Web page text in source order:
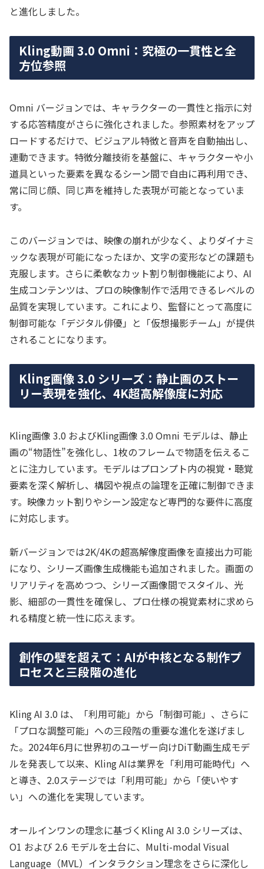
と進化しました。
Kling動画 3.0 Omni：究極の一貫性と全
方位参照
Omni バージョンでは、キャラクターの一貫性と指示に対
する応答精度がさらに強化されました。参照素材をアップ
ロードするだけで、ビジュアル特徴と音声を自動抽出し、
連動できます。特徴分離技術を基盤に、キャラクターや小
道具といった要素を異なるシーン間で自由に再利用でき、
常に同じ顔、同じ声を維持した表現が可能となっていま
す。
このバージョンでは、映像の崩れが少なく、よりダイナミ
ックな表現が可能になったほか、文字の変形などの課題も
克服します。さらに柔軟なカット割り制御機能により、AI
生成コンテンツは、プロの映像制作で活用できるレベルの
品質を実現しています。これにより、監督にとって高度に
制御可能な「デジタル俳優」と「仮想撮影チーム」が提供
されることになります。
Kling画像 3.0 シリーズ：静止画のストー
リー表現を強化、4K超高解像度に対応
Kling画像 3.0 およびKling画像 3.0 Omni モデルは、静止
画の“物語性”を強化し、1枚のフレームで物語を伝えるこ
とに注力しています。モデルはプロンプト内の視覚・聴覚
要素を深く解析し、構図や視点の論理を正確に制御できま
す。映像カット割りやシーン設定など専門的な要件に高度
に対応します。
新バージョンでは2K/4Kの超高解像度画像を直接出力可能
になり、シリーズ画像生成機能も追加されました。画面の
リアリティを高めつつ、シリーズ画像間でスタイル、光
影、細部の一貫性を確保し、プロ仕様の視覚素材に求めら
れる精度と統一性に応えます。
創作の壁を超えて：AIが中核となる制作プ
ロセスと三段階の進化
Kling AI 3.0 は、「利用可能」から「制御可能」、さらに
「プロな調整可能」への三段階の重要な進化を遂げまし
た。2024年6月に世界初のユーザー向けDiT動画生成モデ
ルを発表して以来、Kling AIは業界を「利用可能時代」へ
と導き、2.0ステージでは「利用可能」から「使いやす
い」への進化を実現しています。
オールインワンの理念に基づくKling AI 3.0 シリーズは、
O1 および 2.6 モデルを土台に、Multi-modal Visual
Language（MVL）インタラクション理念をさらに深化し